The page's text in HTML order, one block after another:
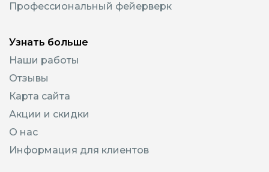
Профессиональный фейерверк
Узнать больше
Наши работы
Отзывы
Карта сайта
Акции и скидки
О нас
Информация для клиентов